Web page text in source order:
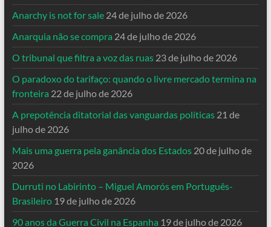
Anarchy is not for sale 24 de julho de 2026
Anarquia não se compra 24 de julho de 2026
O tribunal que filtra a voz das ruas 23 de julho de 2026
O paradoxo do tarifaço: quando o livre mercado termina na
fronteira 22 de julho de 2026
A prepotência ditatorial das vanguardas políticas 21 de
julho de 2026
Mais uma guerra pela ganância dos Estados 20 de julho de
2026
Durruti no Labirinto – Miguel Amorós em Português-
Brasileiro 19 de julho de 2026
90 anos da Guerra Civil na Espanha 19 de julho de 2026